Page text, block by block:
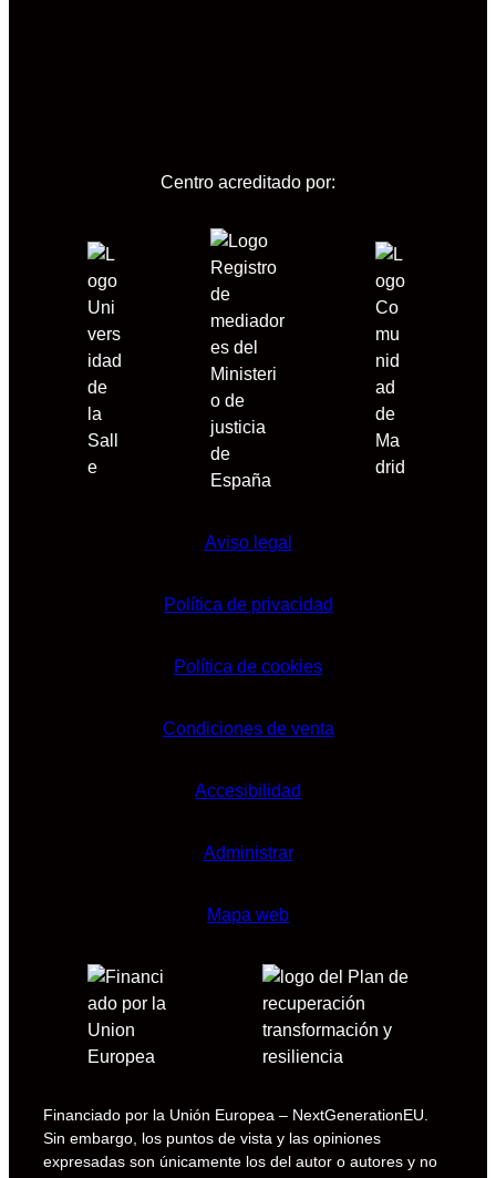
Centro acreditado por:
Aviso legal
Política de privacidad
Política de cookies
Condiciones de venta
Accesibilidad
Administrar
Mapa web
Financiado por la Unión Europea – NextGenerationEU.
Sin embargo, los puntos de vista y las opiniones
expresadas son únicamente los del autor o autores y no